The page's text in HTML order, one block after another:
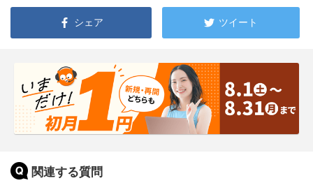
シェア ツイート
関連する質問